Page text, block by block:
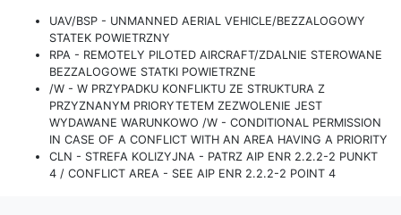
UAV/BSP - UNMANNED AERIAL VEHICLE/BEZZALOGOWY
STATEK POWIETRZNY
RPA - REMOTELY PILOTED AIRCRAFT/ZDALNIE STEROWANE
BEZZALOGOWE STATKI POWIETRZNE
/W - W PRZYPADKU KONFLIKTU ZE STRUKTURA Z
PRZYZNANYM PRIORYTETEM ZEZWOLENIE JEST
WYDAWANE WARUNKOWO /W - CONDITIONAL PERMISSION
IN CASE OF A CONFLICT WITH AN AREA HAVING A PRIORITY
CLN - STREFA KOLIZYJNA - PATRZ AIP ENR 2.2.2-2 PUNKT
4 / CONFLICT AREA - SEE AIP ENR 2.2.2-2 POINT 4